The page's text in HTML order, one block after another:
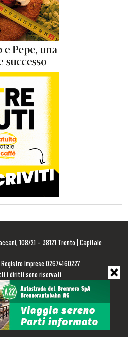
108/21 – 38121 Trento | Capitale
Imprese 02674160227
i diritti sono riservati
Privacy Policy Cookie Policy